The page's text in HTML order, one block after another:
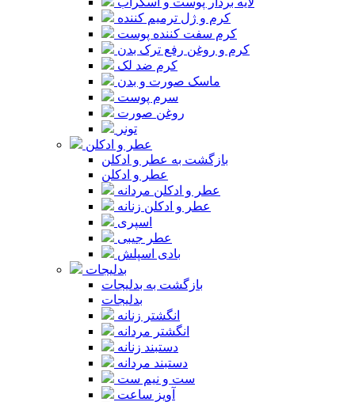
کرم و ژل ترمیم کننده
کرم سفت کننده پوست
کرم و روغن رفع ترک بدن
کرم ضد لک
ماسک صورت و بدن
سرم پوست
روغن صورت
تونر
عطر و ادکلن
بازگشت به عطر و ادکلن
عطر و ادکلن
عطر و ادکلن مردانه
عطر و ادکلن زنانه
اسپری
عطر جیبی
بادی اسپلش
بدلیجات
بازگشت به بدلیجات
بدلیجات
انگشتر زنانه
انگشتر مردانه
دستبند زنانه
دستبند مردانه
ست و نیم ست
آویز ساعت